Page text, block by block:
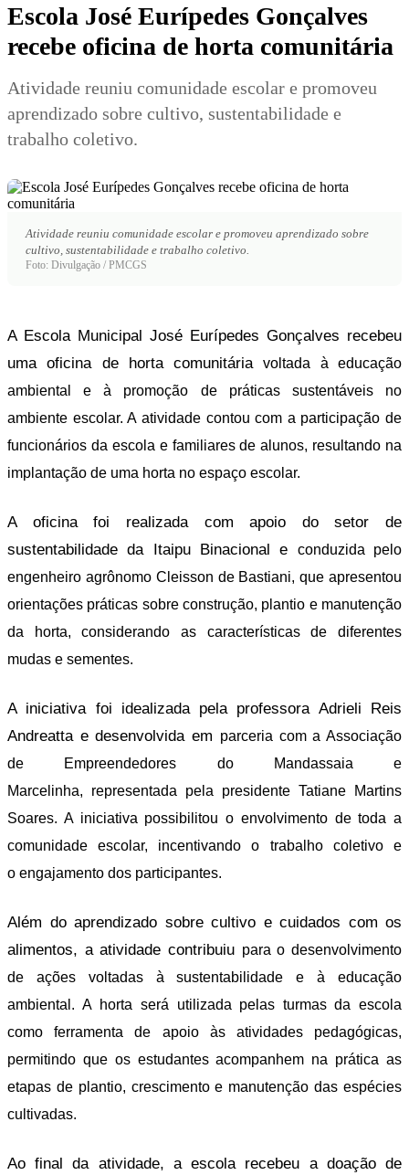
Escola José Eurípedes Gonçalves
recebe oficina de horta comunitária
Atividade reuniu comunidade escolar e promoveu
aprendizado sobre cultivo, sustentabilidade e
trabalho coletivo.
Atividade reuniu comunidade escolar e promoveu aprendizado sobre
cultivo, sustentabilidade e trabalho coletivo.
Foto: Divulgação / PMCGS
A Escola Municipal José Eurípedes Gonçalves recebeu
uma oficina de horta comunitáriavoltada à educação
ambiental e à promoção de práticas sustentáveis no
ambiente escolar. A atividade contou com a participação de
funcionários da escola e familiares dealunos, resultando na
implantação de uma horta no espaço escolar.
A oficina foi realizada com apoio do setor de
sustentabilidade da Itaipu Binacional e conduzida pelo
engenheiro agrônomo Cleisson de Bastiani, que apresentou
orientações práticas sobre construção, plantio e manutenção
da horta, considerando as característicasde diferentes
mudas e sementes.
A iniciativa foi idealizada pela professora Adrieli Reis
Andreatta e desenvolvida em parceria com a Associação
de Empreendedores do Mandassaia e
Marcelinha, representada pela presidente Tatiane Martins
Soares. A iniciativa possibilitou o envolvimento de toda a
comunidade escolar, incentivando o trabalho coletivo e
o engajamento dos participantes.
Além do aprendizado sobre cultivo e cuidados com os
alimentos, a atividade contribuiu para o desenvolvimento
de ações voltadas à sustentabilidade e à educação
ambiental. A horta será utilizada pelas turmas da escola
como ferramenta de apoio às atividades pedagógicas,
permitindo que os estudantes acompanhem na prática as
etapas de plantio, crescimento e manutenção das espécies
cultivadas.
Ao final da atividade, a escola recebeu a doação de